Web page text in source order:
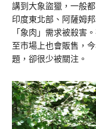
講到大象盜獵，一般
印度東北部、阿薩姆
「象肉」需求被殺害
至市場上也會販售，
題，卻很少被關注。